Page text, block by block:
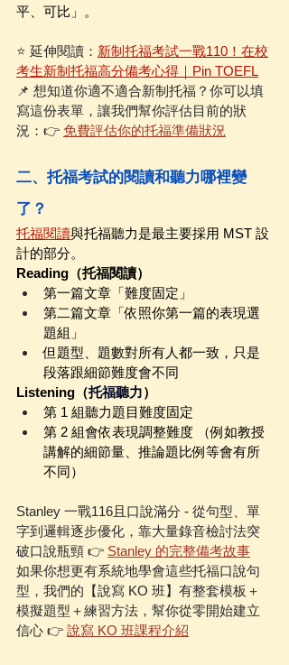
平、可比」。
⭐️ 延伸閱讀： 新制托福考試一戰110！在校
考生新制托福高分備考心得｜Pin TOEFL
📌 想知道你適不適合新制托福？你可以填
寫這份表單，讓我們幫你評估目前的狀
況：👉 免費評估你的托福準備狀況
二、托福考試的閱讀和聽力哪裡變
了？
托福閱讀與托福聽力是最主要採用 MST 設
計的部分。
Reading（托福閱讀）
第一篇文章「難度固定」
第二篇文章「依照你第一篇的表現選
題組」
但題型、題數對所有人都一致，只是
段落跟細節難度會不同
Listening（托福聽力）
第 1 組聽力題目難度固定
第 2 組會依表現調整難度 （例如教授
講解的細節量、推論題比例等會有所
不同）
Stanley 一戰116且口說滿分 - 從句型、單
字到邏輯逐步優化，靠大量錄音檢討法突
破口說瓶頸 👉 Stanley 的完整備考故事
如果你想更有系統地學會這些托福口說句
型，我們的【說寫 KO 班】有整套模板＋
模擬題型＋練習方法，幫你從零開始建立
信心 👉 說寫 KO 班課程介紹